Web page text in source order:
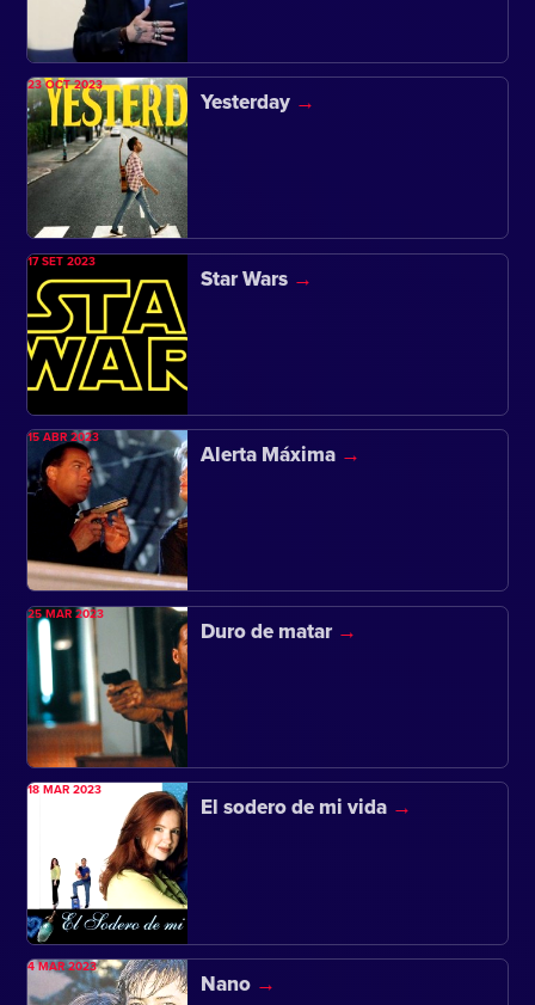
Yesterday
23 OCT 2023
Star Wars
17 SET 2023
Alerta Máxima
15 ABR 2023
Duro de matar
25 MAR 2023
El sodero de mi vida
18 MAR 2023
Nano
4 MAR 2023